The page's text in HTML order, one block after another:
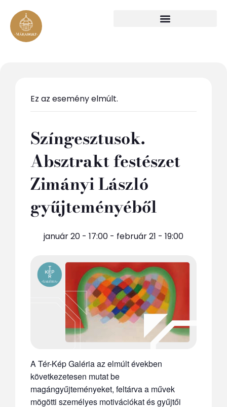
Ez az esemény elmúlt.
Színgesztusok.
Absztrakt festészet
Zimányi László
gyűjteményéből
január 20 - 17:00 - február 21 - 19:00
A Tér-Kép Galéria az elmúlt években
következetesen mutat be
magángyűjteményeket, feltárva a művek
mögötti személyes motivációkat és gyűjtői